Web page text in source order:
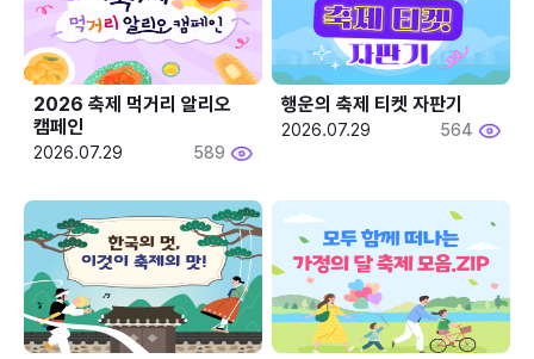
2026 축제 먹거리 알리오
캠페인
2026.07.29 589
행운의 축제 티켓 자판기
2026.07.29 564